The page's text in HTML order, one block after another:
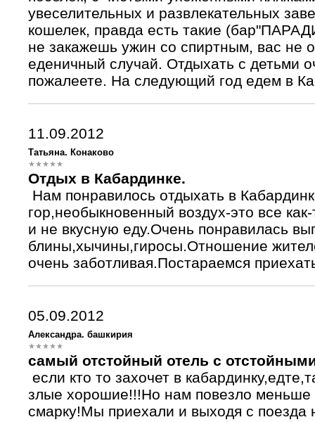
увеселительных и развлекательных
кошелек, правда есть такие
не закажешь ужин со спиртным, вас не
еденичный случай. Отдыхать с детьми
пожалеете. На следующий год едем в
11.09.2012
Татьяна. Конаково
Отдых в Кабардинке.
Нам понравилось отдыхать в
гор,необыкновенный воздух-это все
и не вкусную еду.Очень понравилась
блины,хычины,гиросы.Отношение
очень заботливая.Постараемся
05.09.2012
Александра. башкирия
самый отстойный отель с
если кто то захочет в
злые хорошие!!!Но нам повезло меньше
смарку!Мы приехали и выходя с поезда